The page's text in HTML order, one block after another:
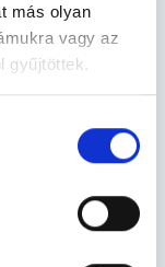
más olyan
vagy az
gyűjtöttek.
foglaljorvost-